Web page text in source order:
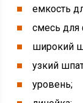
емкость
смесь для
широкий
узкий
уровень;